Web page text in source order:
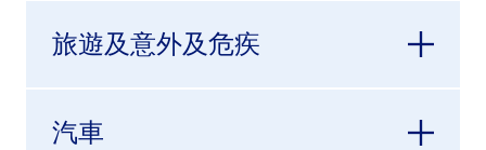
旅遊及意外及危疾
汽車